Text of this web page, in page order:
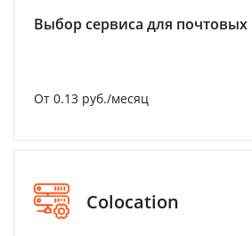
Выбор сервиса для почтовых
От 0.13 руб./месяц
Colocation